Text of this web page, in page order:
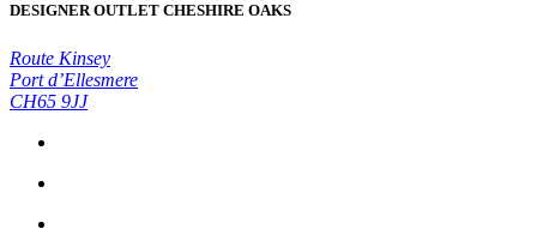
DESIGNER OUTLET CHESHIRE OAKS
Route Kinsey
Port d’Ellesmere
CH65 9JJ